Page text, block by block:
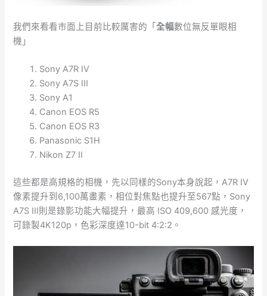
我們來看看市面上目前比較厲害的「全幅數位無反單眼相
機」
Sony A7R IV
Sony A7S III
Sony A1
Canon EOS R5
Canon EOS R3
Panasonic S1H
Nikon Z7 II
這些都是高規格的相機，先以同樣的Sony本身說起，A7R IV
像素提升到6,100萬畫素，相位對焦點也提升至567點，Sony
A7S III則是錄影功能大幅提升，最高 ISO 409,600 感光度，
可錄製4K120p，色彩深度達10-bit 4:2:2。